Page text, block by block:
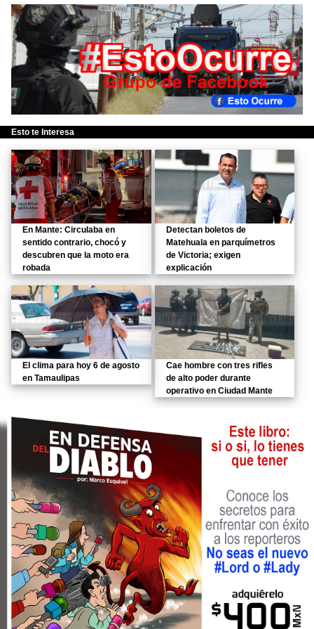
Esto te Interesa
En Mante: Circulaba en
sentido contrario, chocó y
descubren que la moto era
robada
Detectan boletos de
Matehuala en parquímetros
de Victoria; exigen
explicación
El clima para hoy 6 de agosto
en Tamaulipas
Cae hombre con tres rifles
de alto poder durante
operativo en Ciudad Mante